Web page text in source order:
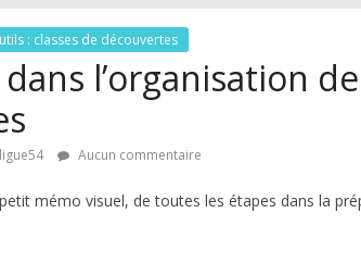
: classes de découvertes
l’organisation
Aucun commentaire
mémo visuel, de toutes les étapes dans la